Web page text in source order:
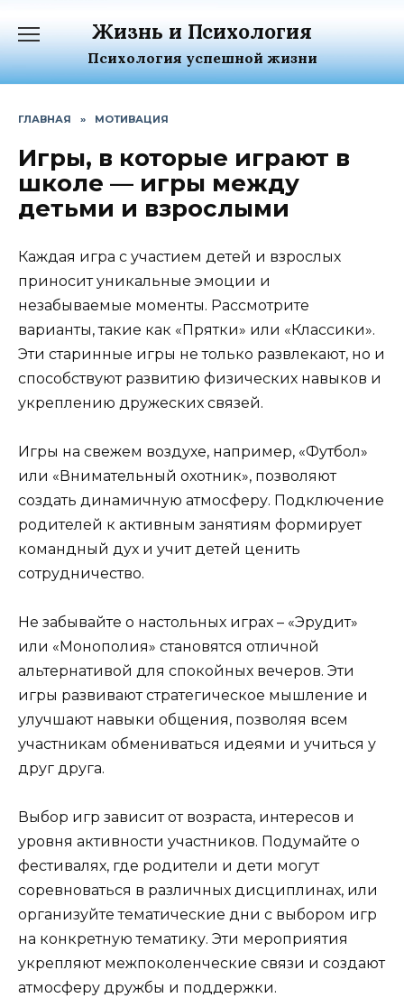
содержанию
Жизнь и Психология
Психология успешной жизни
ГЛАВНАЯ » МОТИВАЦИЯ
Игры, в которые играют в
школе — игры между
детьми и взрослыми
Каждая игра с участием детей и взрослых
приносит уникальные эмоции и
незабываемые моменты. Рассмотрите
варианты, такие как «Прятки» или «Классики».
Эти старинные игры не только развлекают, но и
способствуют развитию физических навыков и
укреплению дружеских связей.
Игры на свежем воздухе, например, «Футбол»
или «Внимательный охотник», позволяют
создать динамичную атмосферу. Подключение
родителей к активным занятиям формирует
командный дух и учит детей ценить
сотрудничество.
Не забывайте о настольных играх – «Эрудит»
или «Монополия» становятся отличной
альтернативой для спокойных вечеров. Эти
игры развивают стратегическое мышление и
улучшают навыки общения, позволяя всем
участникам обмениваться идеями и учиться у
друг друга.
Выбор игр зависит от возраста, интересов и
уровня активности участников. Подумайте о
фестивалях, где родители и дети могут
соревноваться в различных дисциплинах, или
организуйте тематические дни с выбором игр
на конкретную тематику. Эти мероприятия
укрепляют межпоколенческие связи и создают
атмосферу дружбы и поддержки.